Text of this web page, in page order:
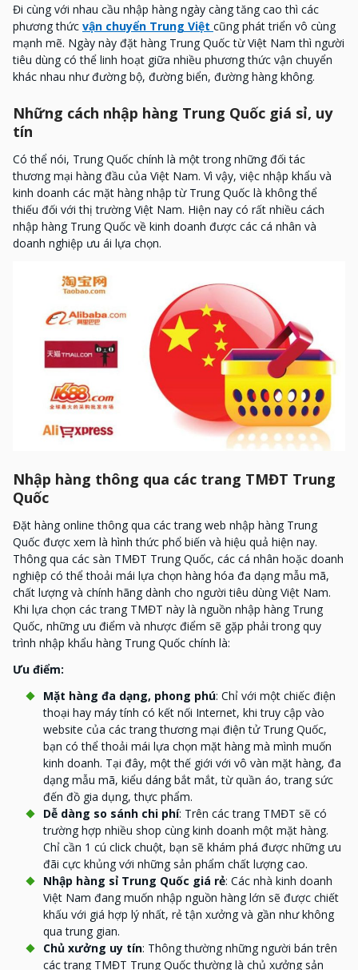
Đi cùng với nhau cầu nhập hàng ngày càng tăng cao thì các
phương thức vận chuyển Trung Việt cũng phát triển vô cùng
mạnh mẽ. Ngày này đặt hàng Trung Quốc từ Việt Nam thì người
tiêu dùng có thể linh hoạt giữa nhiều phương thức vận chuyển
khác nhau như đường bộ, đường biển, đường hàng không.
Những cách nhập hàng Trung Quốc giá sỉ, uy
tín
Có thể nói, Trung Quốc chính là một trong những đối tác
thương mại hàng đầu của Việt Nam. Vì vậy, việc nhập khẩu và
kinh doanh các mặt hàng nhập từ Trung Quốc là không thể
thiếu đối với thị trường Việt Nam. Hiện nay có rất nhiều cách
nhập hàng Trung Quốc về kinh doanh được các cá nhân và
doanh nghiệp ưu ái lựa chọn.
Nhập hàng thông qua các trang TMĐT Trung
Quốc
Đặt hàng online thông qua các trang web nhập hàng Trung
Quốc được xem là hình thức phổ biến và hiệu quả hiện nay.
Thông qua các sàn TMĐT Trung Quốc, các cá nhân hoặc doanh
nghiệp có thể thoải mái lựa chọn hàng hóa đa dạng mẫu mã,
chất lượng và chính hãng dành cho người tiêu dùng Việt Nam.
Khi lựa chọn các trang TMĐT này là nguồn nhập hàng Trung
Quốc, những ưu điểm và nhược điểm sẽ gặp phải trong quy
trình nhập khẩu hàng Trung Quốc chính là:
Ưu điểm:
Mặt hàng đa dạng, phong phú: Chỉ với một chiếc điện
thoại hay máy tính có kết nối Internet, khi truy cập vào
website của các trang thương mại điện tử Trung Quốc,
bạn có thể thoải mái lựa chọn mặt hàng mà mình muốn
kinh doanh. Tại đây, một thế giới với vô vàn mặt hàng, đa
dạng mẫu mã, kiểu dáng bắt mắt, từ quần áo, trang sức
đến đồ gia dụng, thực phẩm.
Dễ dàng so sánh chi phí: Trên các trang TMĐT sẽ có
trường hợp nhiều shop cùng kinh doanh một mặt hàng.
Chỉ cần 1 cú click chuột, bạn sẽ khám phá được những ưu
đãi cực khủng với những sản phẩm chất lượng cao.
Nhập hàng sỉ Trung Quốc giá rẻ: Các nhà kinh doanh
Việt Nam đang muốn nhập nguồn hàng lớn sẽ được chiết
khấu với giá hợp lý nhất, rẻ tận xưởng và gần như không
qua trung gian.
Chủ xưởng uy tín: Thông thường những người bán trên
các trang TMĐT Trung Quốc thường là chủ xưởng sản